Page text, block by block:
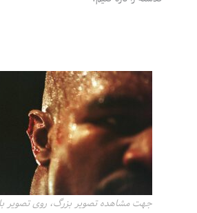
جهت مشاهده تصویر بزرگ، روی تصویر